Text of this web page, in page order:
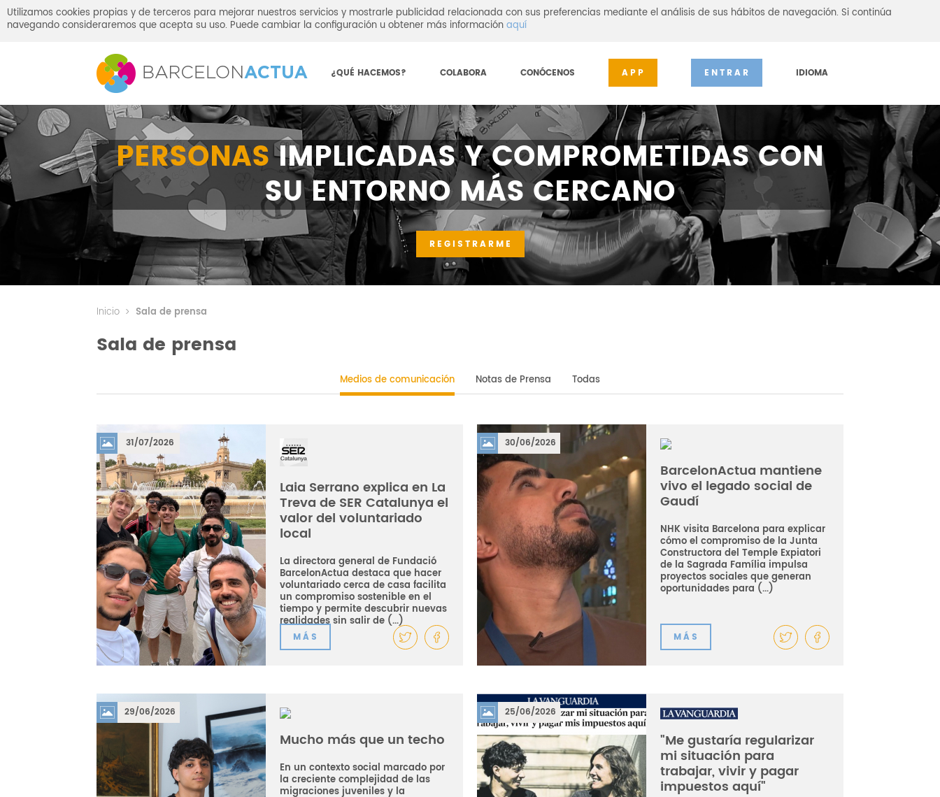
Utilizamos cookies propias y de terceros para mejorar nuestros servicios y mostrarle publicidad relacionada con sus preferencias mediante el análisis de sus hábitos de navegación. Si continúa
navegando consideraremos que acepta su uso. Puede cambiar la configuración u obtener más informaciónaquí
¿QUÉ HACEMOS? COLABORA CONÓCENOS APP ENTRAR IDIOMA
PERSONASIMPLICADAS Y COMPROMETIDAS CON
SU ENTORNO MÁS CERCANO
REGISTRARME
Inicio Sala de prensa
Sala de prensa
Medios de comunicación Notas de Prensa Todas
31/07/2026
Laia Serrano explica en La
Treva de SER Catalunya el
valor del voluntariado
local
La directora general de Fundació
BarcelonActua destaca que hacer
voluntariado cerca de casa facilita
un compromiso sostenible en el
tiempo y permite descubrir nuevas
realidades sin salir de (...)
MÁS
30/06/2026
BarcelonActua mantiene
vivo el legado social de
Gaudí
NHK visita Barcelona para explicar
cómo el compromiso de la Junta
Constructora del Temple Expiatori
de la Sagrada Família impulsa
proyectos sociales que generan
oportunidades para (...)
MÁS
29/06/2026
Mucho más que un techo
En un contexto social marcado por
la creciente complejidad de las
migraciones juveniles y la
25/06/2026
"Me gustaría regularizar
mi situación para
trabajar, vivir y pagar
impuestos aquí"